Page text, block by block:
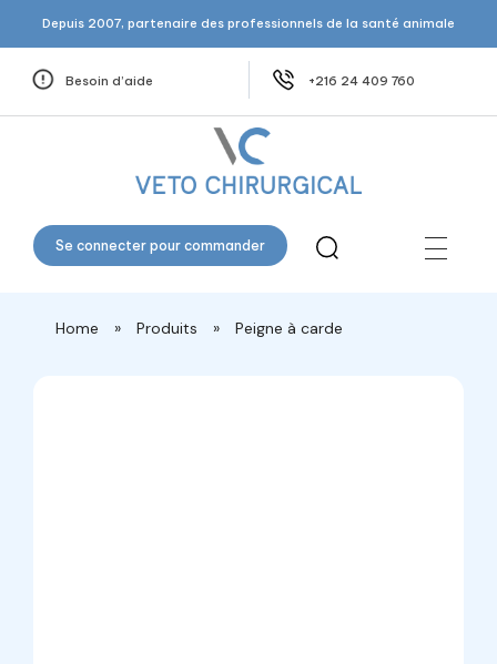
Depuis 2007, partenaire des professionnels de la santé animale
Besoin d’aide +216 24 409 760
Se connecter pour commander
Home » Produits » Peigne à carde